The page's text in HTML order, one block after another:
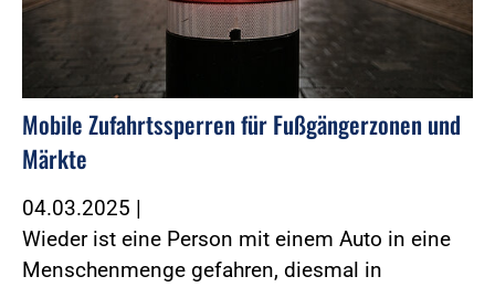
Mobile Zufahrtssperren für Fußgängerzonen und
Märkte
04.03.2025 |
Wieder ist eine Person mit einem Auto in eine
Menschenmenge gefahren, diesmal in